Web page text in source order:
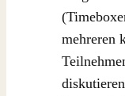
mehreren